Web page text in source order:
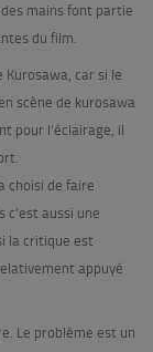
mains font partie
du film.
Kurosawa, car si le
scène de kurosawa
pour l’éclairage, il
choisi de faire
c’est aussi une
la critique est
appuyé
Le problème est un